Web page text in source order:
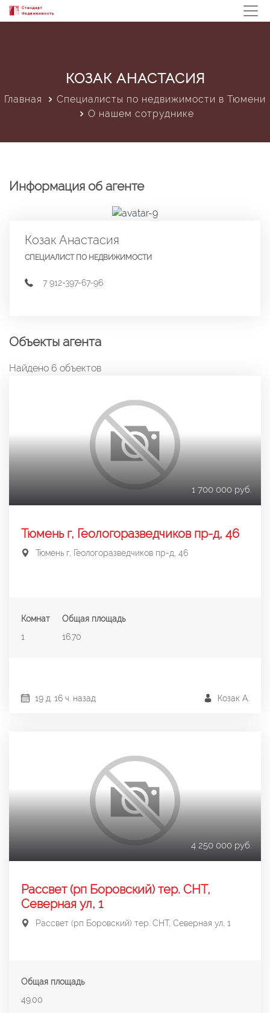
КОЗАК АНАСТАСИЯ
Главная
Специалисты по недвижимости в Тюмени
О нашем сотруднике
Информация об агенте
Козак Анастасия
СПЕЦИАЛИСТ ПО НЕДВИЖИМОСТИ
7 912-397-67-96
Объекты агента
Найдено 6 объектов
1 700 000 руб.
Тюмень г, Геологоразведчиков пр-д, 46
Тюмень г, Геологоразведчиков пр-д, 46
Комнат
1
Общая площадь
16.70
Козак А.
19 д. 16 ч. назад
4 250 000 руб.
Рассвет (рп Боровский) тер. СНТ,
Северная ул, 1
Рассвет (рп Боровский) тер. СНТ, Северная ул, 1
Общая площадь
49.00